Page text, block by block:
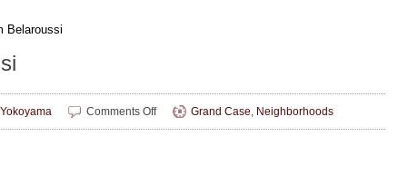
Belaroussi
Comments Offon
Hakim
Grand Case, Neighborhoods